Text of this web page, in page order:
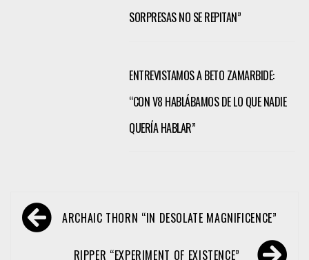
SORPRESAS NO SE REPITAN”
ENTREVISTAMOS A BETO ZAMARBIDE:
“CON V8 HABLÁBAMOS DE LO QUE NADIE
QUERÍA HABLAR”
Navegación
de ARCHAIC THORN “IN DESOLATE MAGNIFICENCE”
RIPPER “EXPERIMENT OF EXISTENCE”